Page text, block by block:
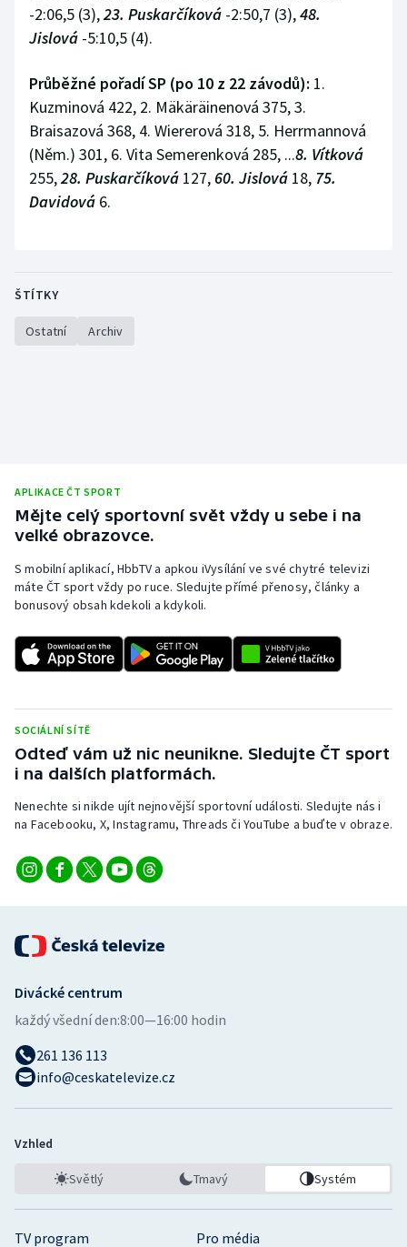
-2:06,5 (3),23. Puskarčíková -2:50,7 (3),48.
Jislová -5:10,5 (4).
Průběžné pořadí SP (po 10 z 22 závodů): 1.
Kuzminová 422, 2. Mäkäräinenová 375, 3.
Braisazová 368, 4. Wiererová 318, 5. Herrmannová
(Něm.) 301, 6. Vita Semerenková 285, ...8. Vítková
255,28. Puskarčíková 127, 60. Jislová 18, 75.
Davidová 6.
ŠTÍTKY
Ostatní Archiv
APLIKACE ČT SPORT
Mějte celý sportovní svět vždy u sebe i na
velké obrazovce.
S mobilní aplikací, HbbTV a apkou iVysílání ve své chytré televizi
máte ČT sport vždy po ruce. Sledujte přímé přenosy, články a
bonusový obsah kdekoli a kdykoli.
SOCIÁLNÍ SÍTĚ
Odteď vám už nic neunikne. Sledujte ČT sport
i na dalších platformách.
Nenechte si nikde ujít nejnovější sportovní události. Sledujte nás i
na Facebooku, X, Instagramu, Threads či YouTube a buďte v obraze.
TV program Pro média
Divácké centrum
každý všední den:8:00—16:00 hodin
261 136 113
info@ceskatelevize.cz
Vzhled
Světlý Tmavý Systém